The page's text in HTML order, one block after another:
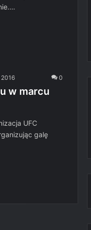
0
w marcu
UFC
galę